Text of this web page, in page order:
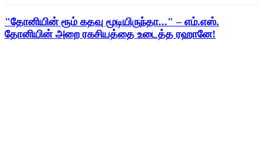
"தோனியின் ரூம் கதவு மூடியிருந்தா..." – எம்.எஸ்.
தோனியின் அறை ரகசியத்தை உடைத்த ரஹானே!